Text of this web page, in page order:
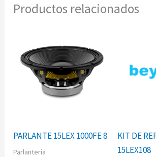
Productos relacionados
PARLANTE 15LEX 1000FE 8
Parlanteria
KIT DE
15LEX108